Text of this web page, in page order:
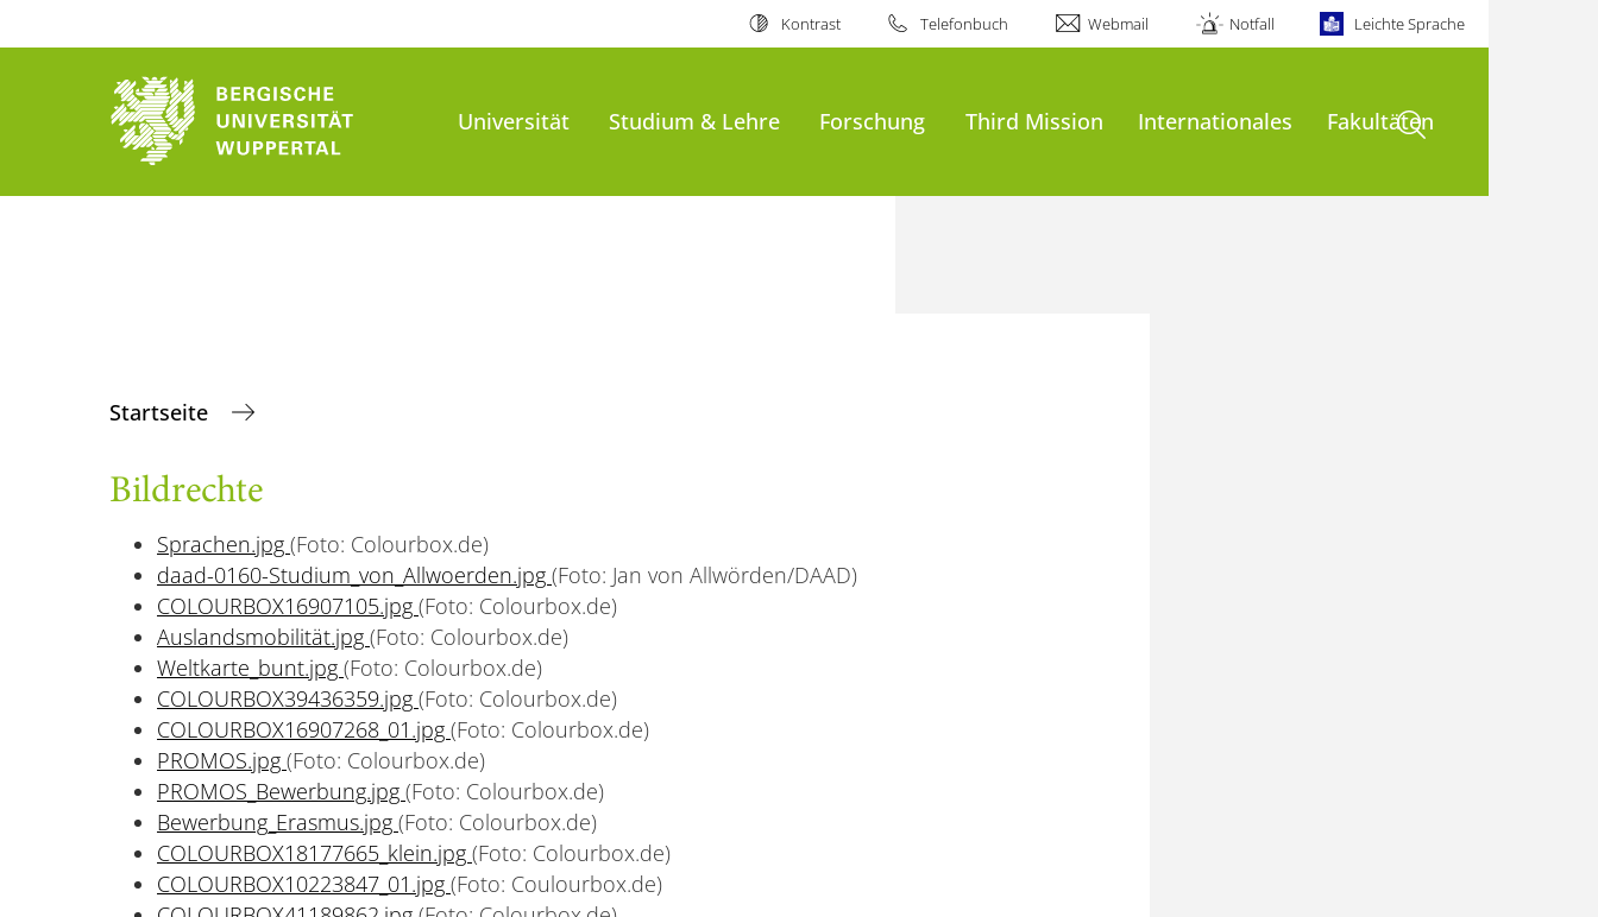
Kontrast Telefonbuch Webmail Notfall Leichte Sprache
Universität Studium & Lehre Forschung Third Mission Internationales FakultätenSuche öffnen
Startseite
Bildrechte
Sprachen.jpg (Foto: Colourbox.de)
daad-0160-Studium_von_Allwoerden.jpg (Foto: Jan von Allwörden/DAAD)
COLOURBOX16907105.jpg (Foto: Colourbox.de)
Auslandsmobilität.jpg (Foto: Colourbox.de)
Weltkarte_bunt.jpg (Foto: Colourbox.de)
COLOURBOX39436359.jpg (Foto: Colourbox.de)
COLOURBOX16907268_01.jpg (Foto: Colourbox.de)
PROMOS.jpg (Foto: Colourbox.de)
PROMOS_Bewerbung.jpg (Foto: Colourbox.de)
Bewerbung_Erasmus.jpg (Foto: Colourbox.de)
COLOURBOX18177665_klein.jpg (Foto: Colourbox.de)
COLOURBOX10223847_01.jpg (Foto: Coulourbox.de)